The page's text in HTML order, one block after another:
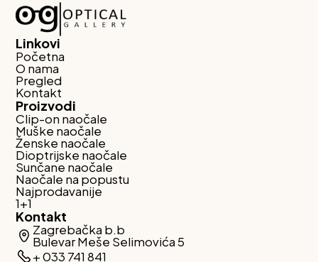
Linkovi
Početna
O nama
Pregled
Kontakt
Proizvodi
Clip-on naočale
Muške naočale
Ženske naočale
Dioptrijske naočale
Sunčane naočale
Naočale na popustu
Najprodavanije
1+1
Kontakt
Zagrebačka b.b
Bulevar Meše Selimovića 5
+ 033 741 841